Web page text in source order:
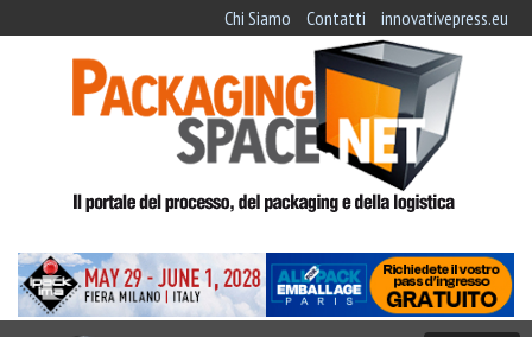
Chi Siamo Contatti innovativepress.eu